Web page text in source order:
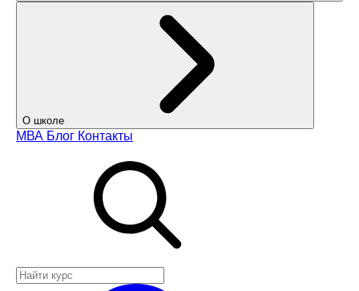
О школе
МВА Блог Контакты